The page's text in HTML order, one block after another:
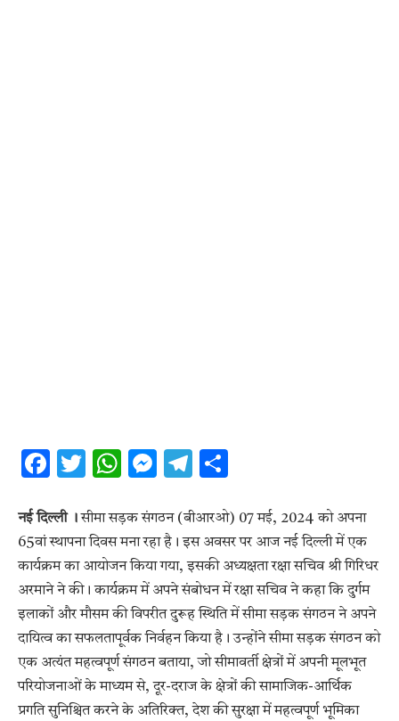
Facebook
Twitter
WhatsApp
Messenger
Telegram
नई दिल्ली । सीमा सड़क संगठन (बीआरओ) 07 मई, 2024 को अपना
65वां स्थापना दिवस मना रहा है। इस अवसर पर आज नई दिल्ली में एक
कार्यक्रम का आयोजन किया गया, इसकी अध्यक्षता रक्षा सचिव श्री गिरिधर
अरमाने ने की। कार्यक्रम में अपने संबोधन में रक्षा सचिव ने कहा कि दुर्गम
इलाकों और मौसम की विपरीत दुरूह स्थिति में सीमा सड़क संगठन ने अपने
दायित्व का सफलतापूर्वक निर्वहन किया है। उन्होंने सीमा सड़क संगठन को
एक अत्यंत महत्वपूर्ण संगठन बताया, जो सीमावर्ती क्षेत्रों में अपनी मूलभूत
परियोजनाओं के माध्यम से, दूर-दराज के क्षेत्रों की सामाजिक-आर्थिक
प्रगति सुनिश्चित करने के अतिरिक्त, देश की सुरक्षा में महत्वपूर्ण भूमिका